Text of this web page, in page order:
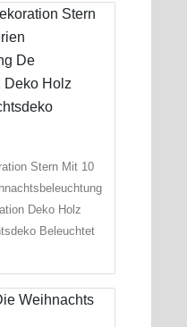
Stern Mit 10
Deko Holz
Beleuchtet